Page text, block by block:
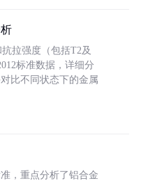
拉强度（包括T2及
标准数据，详细分
比不同状态下的金属
，重点分析了铝合金